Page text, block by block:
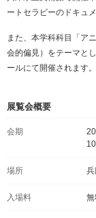
ートセラピーのドキュ
また、本学科科目「ア
会的偏見）をテーマと
ールにて開催されます。
展覧会概要
会期
場所
入場料